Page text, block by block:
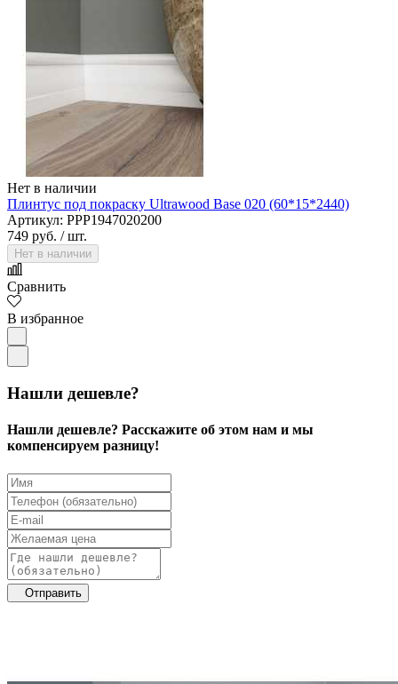
Нет в наличии
Плинтус под покраску Ultrawood Base 020 (60*15*2440)
Артикул: PPP1947020200
749 руб. / шт.
Нет в наличии
Сравнить
В избранное
Нашли дешевле?
Нашли дешевле? Расскажите об этом нам и мы
компенсируем разницу!
Отправить